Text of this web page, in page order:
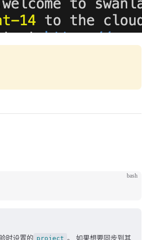
bash
时设置的 project 。 如果想要同步到其